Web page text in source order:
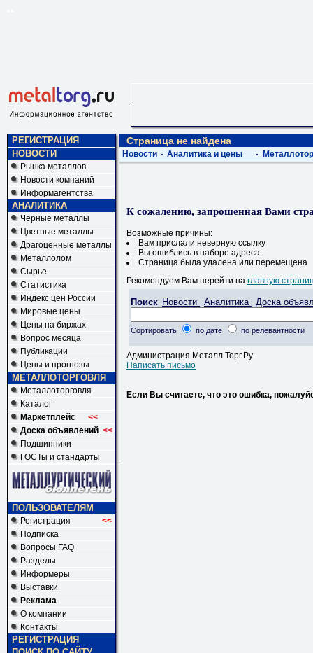
РЕГИСТРАЦИЯ
НОВОСТИ
Рынка металлов
Новости компаний
Информагентства
АНАЛИТИКА
Черные металлы
Цветные металлы
Драгоценные металлы
Металлолом
Сырье
Статистика
Индекс цен России
Мировые цены
Цены на биржах
Вопрос месяца
Публикации
Цены и прогнозы
МЕТАЛЛОТОРГОВЛЯ
Металлоторговля
Каталог
Маркетплейс
<<
Доска объявлений <<
Подшипники
ГОСТы и стандарты
ПОЛЬЗОВАТЕЛЯМ
Регистрация <<
Подписка
Вопросы FAQ
Разделы
Информеры
Выставки
Реклама
О компании
Контакты
РЕГИСТРАЦИЯ
Страница не найдена
Новости Аналитика и цены
К сожалению, запрошенная Вами
Возможные причины:
Вам прислали неверную ссылку
Вы ошиблись в наборе адреса
Страница была удалена или перемещена
Рекомендуем Вам перейти на главную
Поиск Новости Аналитика Доска
Сортировать по дате по релевантности
Администрация Металл Торг.Ру
Написать письмо
Если Вы считаете, что это ошибка,